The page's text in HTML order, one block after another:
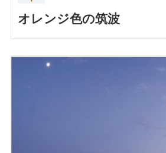
オレンジ色の筑波